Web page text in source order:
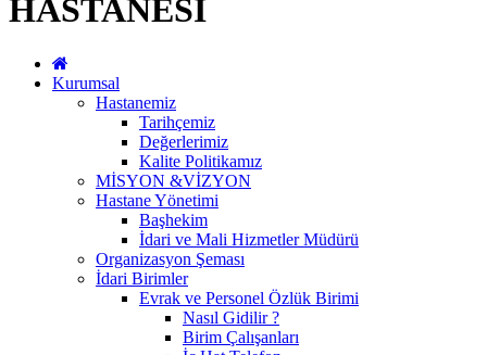
HASTANESİ
Kurumsal
Hastanemiz
Tarihçemiz
Değerlerimiz
Kalite Politikamız
MİSYON &VİZYON
Hastane Yönetimi
Başhekim
İdari ve Mali Hizmetler Müdürü
Organizasyon Şeması
İdari Birimler
Evrak ve Personel Özlük Birimi
Nasıl Gidilir ?
Birim Çalışanları